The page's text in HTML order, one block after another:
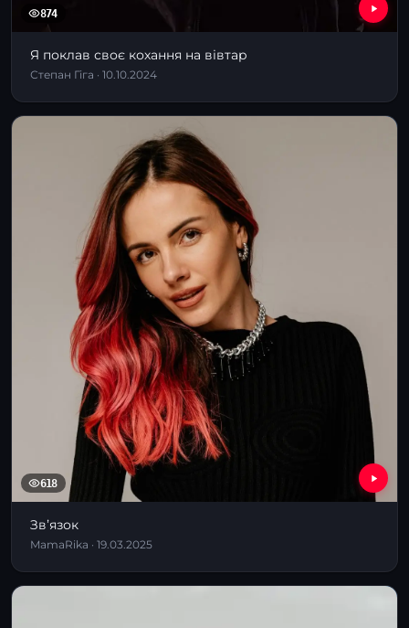
874
Я поклав своє кохання на вівтар
Степан Гіга · 10.10.2024
618
Звʼязок
MamaRika · 19.03.2025